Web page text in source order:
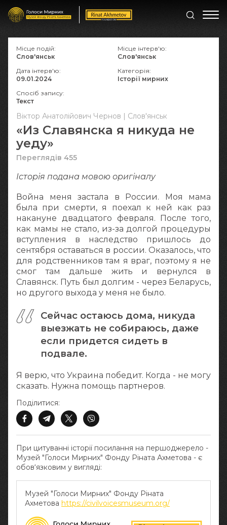
Віктор Анатолійович Чернов | Слов'янськ
«Из Славянска я никуда не
уеду»
Переглядів 455
Історія подана мовою оригіналy
Война меня застала в России. Моя мама
была при смерти, я поехал к ней как раз
накануне двадцатого февраля. После того,
как мамы не стало, из-за долгой процедуры
вступления в наследство пришлось до
сентября оставаться в россии. Оказалось, что
для родственников там я враг, поэтому я не
смог там дальше жить и вернулся в
Славянск. Путь был долгим - через Беларусь,
но другого выхода у меня не было.
Сейчас остаюсь дома, никуда
выезжать не собираюсь, даже
если придется сидеть в
подвале.
Я верю, что Украина победит. Когда - не могу
сказать. Нужна помощь партнеров.
При цитуванні історії посилання на першоджерело -
Музей "Голоси Мирних" Фонду Ріната Ахметова - є
обов‘язковим у вигляді:
Музей "Голоси Мирних" Фонду Ріната
Ахметова https://civilvoicesmuseum.org/
Поділитися:
Місце подій:
Слов'янськ
Місце інтерв'ю:
Слов'янськ
Дата інтерв'ю:
09.01.2024
Категорія:
Історії мирних
Спосіб запису:
Текст